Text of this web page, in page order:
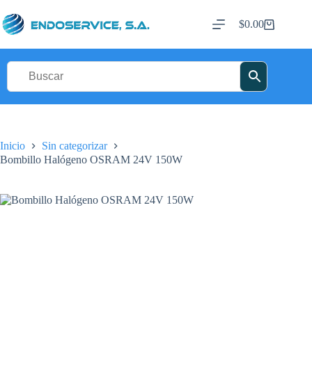
al
contenido
Carro
$0.00
Inicio
Sin categorizar
Bombillo Halógeno OSRAM 24V 150W